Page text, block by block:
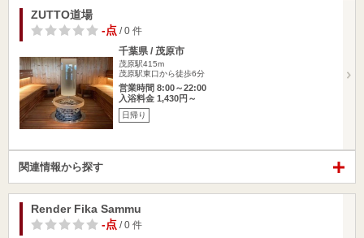
ZUTTO道場
-点 / 0 件
千葉県 / 茂原市
茂原駅415m
茂原駅東口から徒歩6分
営業時間 8:00～22:00
入浴料金 1,430円～
日帰り
関連情報から探す
Render Fika Sammu
-点 / 0 件